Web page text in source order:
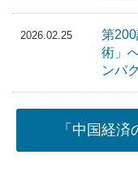
2026.02.25
第
術」
ンパ
「中国経